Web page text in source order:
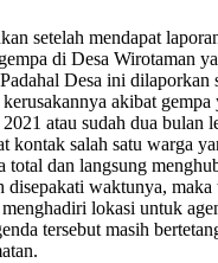
setelah mendapat
di Desa Wirotaman
Desa ini dilaporkan
akibat gempa
atau sudah dua bulan
kontak salah satu warga
total dan langsung
disepakati waktunya, maka
lokasi untuk
tersebut masih